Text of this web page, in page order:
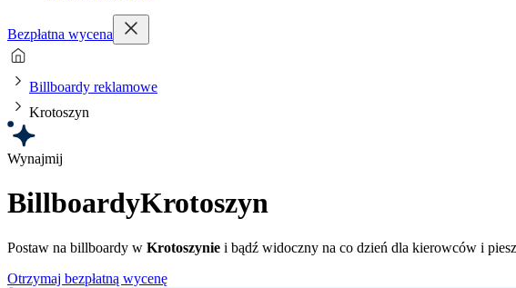
Bezpłatna wycena
Billboardy reklamowe
Krotoszyn
Wynajmij
BillboardyKrotoszyn
Postaw na billboardy w Krotoszynie i bądź widoczny na co dzień dla kierowców i
Otrzymaj bezpłatną wycenę